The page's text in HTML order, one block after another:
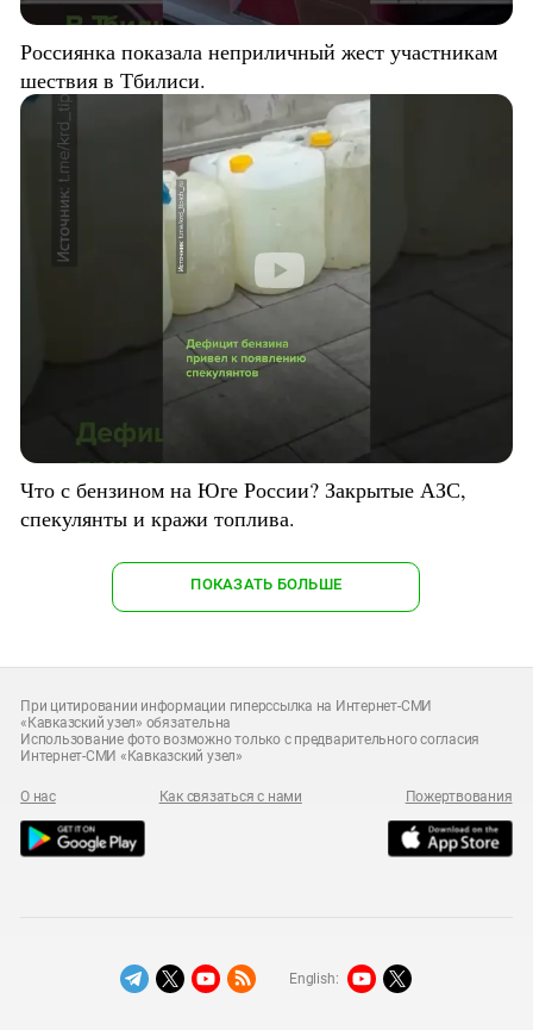
Россиянка показала неприличный жест участникам
шествия в Тбилиси.
Что с бензином на Юге России? Закрытые АЗС,
спекулянты и кражи топлива.
ПОКАЗАТЬ БОЛЬШЕ
При цитировании информации гиперссылка на Интернет-СМИ
«Кавказский узел» обязательна
Использование фото возможно только с предварительного согласия
Интернет-СМИ «Кавказский узел»
О нас Как связаться с нами Пожертвования
English: